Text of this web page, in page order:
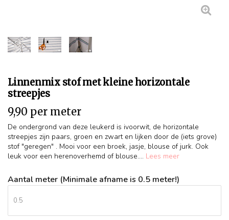
Linnenmix stof met kleine horizontale
streepjes
9,90 per meter
De ondergrond van deze leukerd is ivoorwit, de horizontale
streepjes zijn paars, groen en zwart en lijken door de (iets grove)
stof "geregen" . Mooi voor een broek, jasje, blouse of jurk. Ook
leuk voor een herenoverhemd of blouse.... Lees meer
Aantal meter (Minimale afname is 0.5 meter!)